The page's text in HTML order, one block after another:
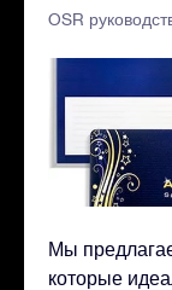
OSR
Мы
которые